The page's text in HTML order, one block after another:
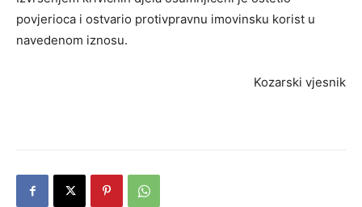
povjerioca i ostvario protivpravnu imovinsku korist u
navedenom iznosu.
Kozarski vjesnik